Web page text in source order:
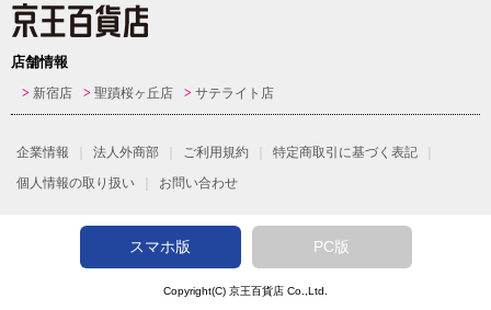
店舗情報
新宿店 聖蹟桜ヶ丘店 サテライト店
企業情報 法人外商部 ご利用規約
特定商取引に基づく表記
個人情報の取り扱い
お問い合わせ
スマホ版 PC版
Copyright(C) 京王百貨店 Co.,Ltd.